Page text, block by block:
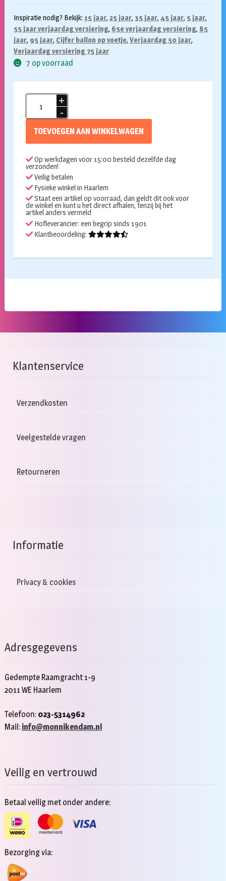
Inspiratie nodig? Bekijk: 15 jaar, 25 jaar, 35 jaar, 45 jaar, 5 jaar,
55 jaar verjaardag versiering, 65e verjaardag versiering, 85
jaar, 95 jaar, Cijfer ballon op voetje, Verjaardag 50 jaar,
Verjaardag versiering 75 jaar
7 op voorraad
Folieballon
aantal
TOEVOEGEN AAN WINKELWAGEN
Op werkdagen voor 15:00 besteld dezelfde dag
verzonden!
Veilig betalen
Fysieke winkel in Haarlem
Staat een artikel op voorraad, dan geldt dit ook voor
de winkel en kunt u het direct afhalen, tenzij bij het
artikel anders vermeld
Hofleverancier: een begrip sinds 1901
Klantbeoordeling:
Klantenservice
Verzendkosten
Veelgestelde vragen
Retourneren
Informatie
Privacy & cookies
Adresgegevens
Gedempte Raamgracht 1-9
2011 WE Haarlem
Telefoon: 023-5314962
Mail: info@monnikendam.nl
Veilig en vertrouwd
Betaal veilig met onder andere:
Bezorging via: